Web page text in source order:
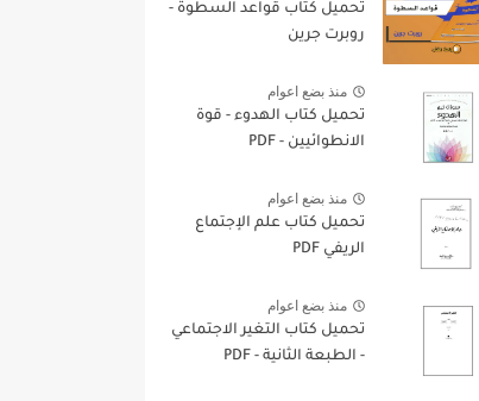
تحميل كتاب قواعد السطوة -
روبرت جرين
منذ بضع اعوام
تحميل كتاب الهدوء - قوة
الانطوائيين - PDF
منذ بضع اعوام
تحميل كتاب علم الإجتماع
الريفي PDF
منذ بضع اعوام
تحميل كتاب التغير الاجتماعي
- الطبعة الثانية - PDF